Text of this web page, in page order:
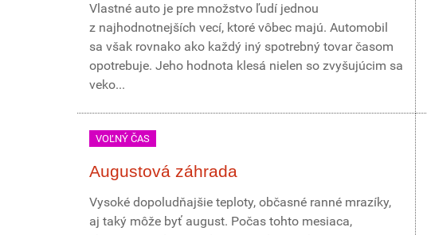
Vlastné auto je pre množstvo ľudí jednou
z najhodnotnejších vecí, ktoré vôbec majú. Automobil
sa však rovnako ako každý iný spotrebný tovar časom
opotrebuje. Jeho hodnota klesá nielen so zvyšujúcim sa
veko...
VOĽNÝ ČAS
Augustová záhrada
Vysoké dopoludňajšie teploty, občasné ranné mrazíky,
aj taký môže byť august. Počas tohto mesiaca,